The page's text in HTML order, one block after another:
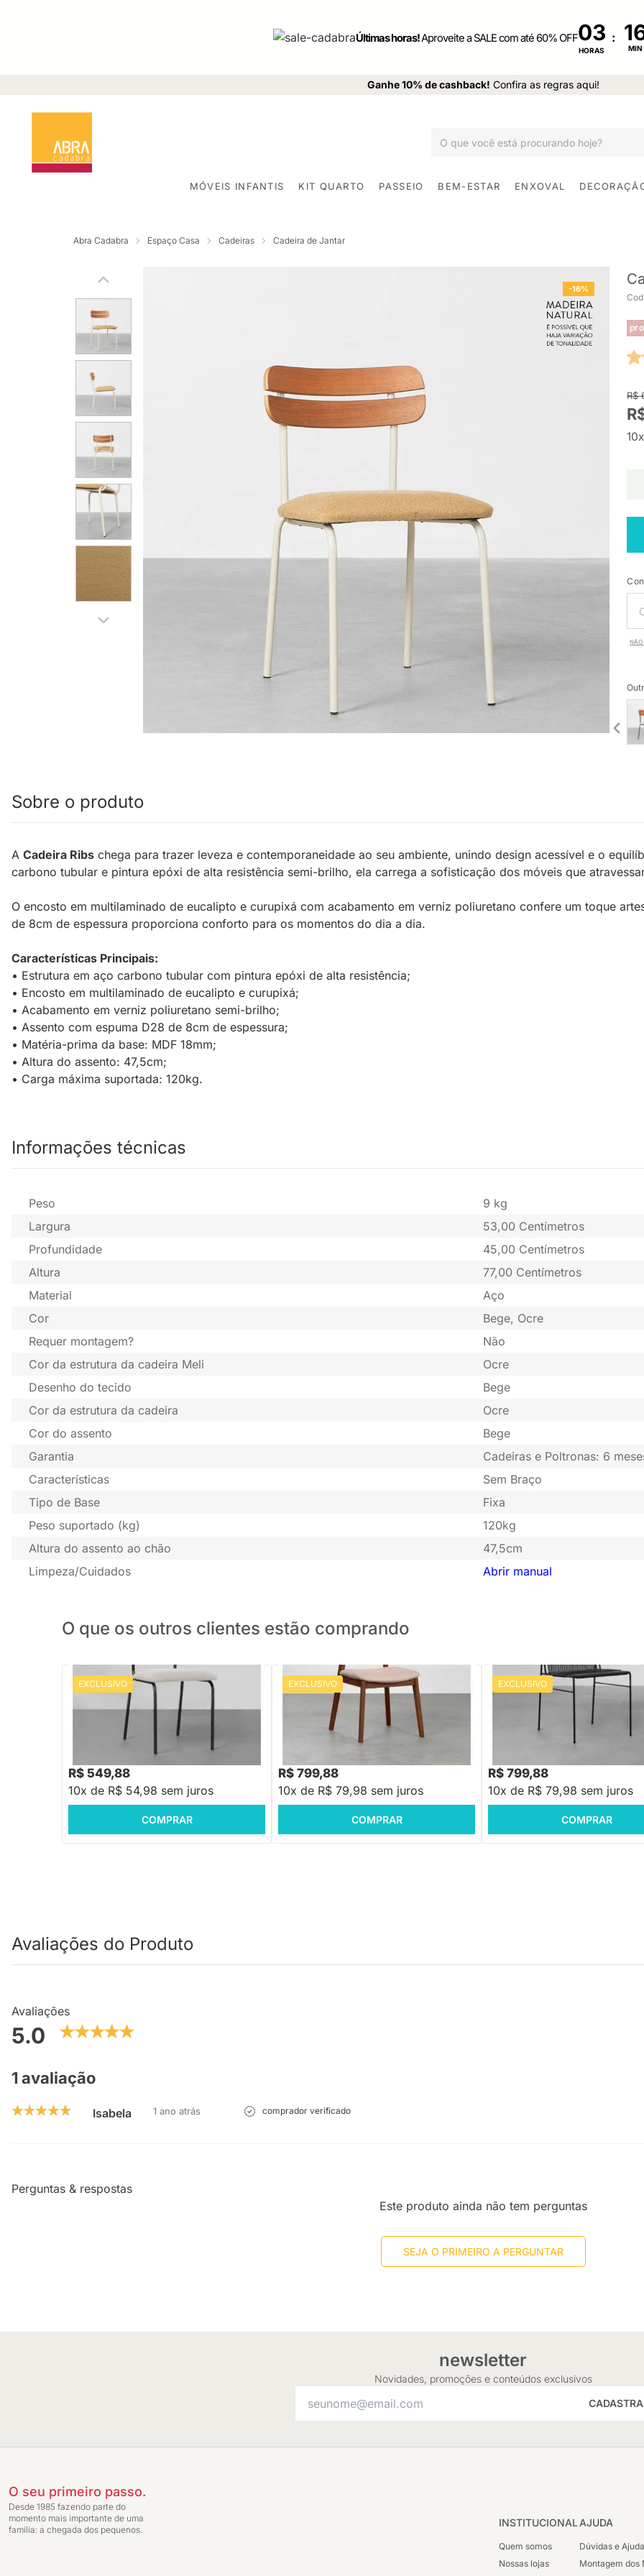
Últimas horas!Aproveite a SALE com até 60% OFF03
HORAS
:
MIN
Ganhe 10% de cashback! Confira as regras aqui!
MÓVEIS INFANTIS KIT QUARTO PASSEIO BEM-ESTAR ENXOVAL
Abra Cadabra Espaço Casa Cadeiras Cadeira de Jantar
-16%
R$
NÃO
Sobre o produto
A Cadeira Ribs chega para trazer leveza e contemporaneidade ao seu ambiente, unindo design acessível e o
carbono tubular e pintura epóxi de alta resistência semi-brilho, ela carrega a sofisticação dos móveis que
O encosto em multilaminado de eucalipto e curupixá com acabamento em verniz poliuretano confere um toque
de 8cm de espessura proporciona conforto para os momentos do dia a dia.
Características Principais:
• Estrutura em aço carbono tubular com pintura epóxi de alta resistência;
• Encosto em multilaminado de eucalipto e curupixá;
• Acabamento em verniz poliuretano semi-brilho;
• Assento com espuma D28 de 8cm de espessura;
• Matéria-prima da base: MDF 18mm;
• Altura do assento: 47,5cm;
• Carga máxima suportada: 120kg.
Informações técnicas
Peso
9 kg
Largura
53,00 Centímetros
Profundidade
45,00 Centímetros
Altura
77,00 Centímetros
Material
Aço
Cor
Bege, Ocre
Requer montagem?
Não
Cor da estrutura da cadeira Meli
Ocre
Desenho do tecido
Bege
Cor da estrutura da cadeira
Ocre
Cor do assento
Bege
Garantia
Cadeiras e Poltronas: 6
Características
Sem Braço
Tipo de Base
Fixa
Peso suportado (kg)
120kg
Altura do assento ao chão
47,5cm
Limpeza/Cuidados
Abrir manual
O que os outros clientes estão comprando
EXCLUSIVO PRONTA ENTREGA
Cadeira Ribs Sarja - Deserto
Economize R$ 250
R$ 549,88
10x de R$ 54,98 sem juros
COMPRAR
EXCLUSIVO PRONTA ENTREGA
Cadeira Nord Encosto Madeira -
R$ 799,88
10x de R$ 79,98 sem juros
COMPRAR
EXCLUSIVO PRONTA ENTREGA
Cadeira Spaguet Dai - Preto
R$ 799,88
10x de R$ 79,98 sem juros
COMPRAR
Avaliações do Produto
Avaliações
5.0
1 avaliação
Isabela 1 ano atrás comprador verificado
Perguntas & respostas
Este produto ainda não tem perguntas
SEJA O PRIMEIRO A PERGUNTAR
newsletter
Novidades, promoções e conteúdos exclusivos
O seu primeiro passo.
Desde 1985 fazendo parte do
momento mais importante de uma
família: a chegada dos pequenos.
INSTITUCIONAL
Quem somos
Nossas lojas
AJUDA
Dúvidas e
Montagem dos